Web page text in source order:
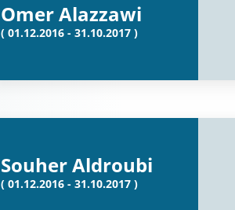
Omer Alazzawi
( 01.12.2016 - 31.10.2017 )
Souher Aldroubi
( 01.12.2016 - 31.10.2017 )